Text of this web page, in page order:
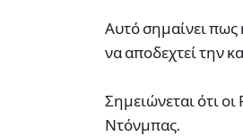
Αυτό σημαίνει πως
να αποδεχτεί την
Σημειώνεται ότι
Ντόνμπας.